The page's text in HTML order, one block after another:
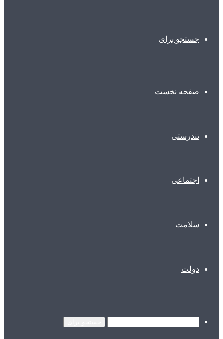
جستجو برای
صفحه نخست
تندرستی
اجتماعی
سلامت
دولت